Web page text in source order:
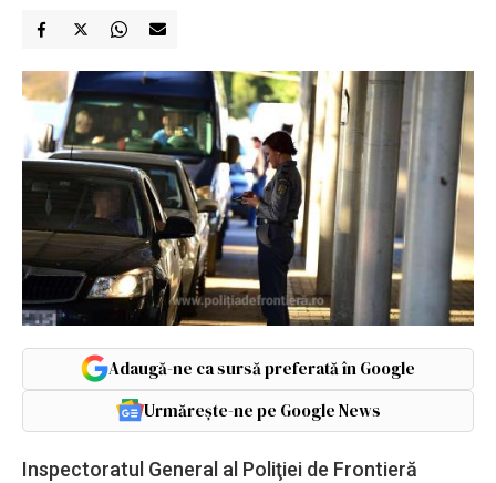
Adaugă-ne ca sursă preferată în Google
Urmărește-ne pe Google News
Inspectoratul General al Poliţiei de Frontieră